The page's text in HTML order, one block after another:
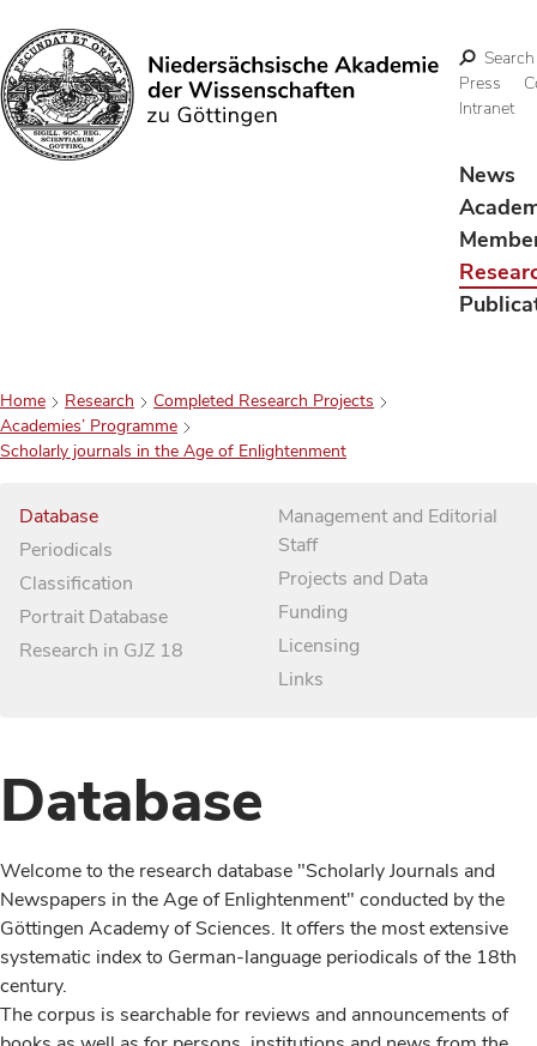
Search
Search
Press
Intranet
News
Home Research
Completed Research Projects
Academies’ Programme
Scholarly journals in the Age of Enlightenment
Database
Periodicals
Classification
Portrait Database
Research in GJZ 18
Management and Editorial
Staff
Projects and Data
Funding
Licensing
Links
Database
Welcome to the research database "Scholarly Journals and
Newspapers in the Age of Enlightenment" conducted by the
Göttingen Academy of Sciences. It offers the most extensive
systematic index to German-language periodicals of the 18th
century.
The corpus is searchable for reviews and announcements of